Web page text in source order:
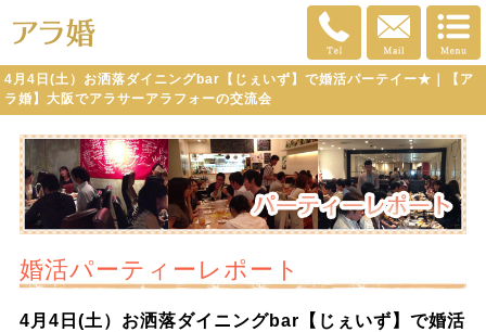
4月4日(土）お洒落ダイニングbar【じぇいず】で婚活パーテイー★｜【ア
ラ婚】大阪でアラサーアラフォーの交流会
婚活パーティーレポート
4月4日(土）お洒落ダイニングbar【じぇいず】で婚活